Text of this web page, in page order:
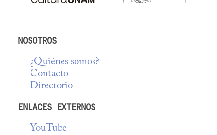
NOSOTROS
¿Quiénes somos?
Contacto
Directorio
ENLACES EXTERNOS
YouTube